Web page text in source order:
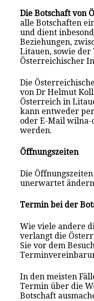
Die Botschaft von
alle Botschaften
und dient
Beziehungen,
Litauen, sowie
Österreichischer
Die
von Dr Helmut
Österreich in
kann entweder per
oder E-Mail
werden.
Öffnungszeiten
Die
unerwartet
Termin bei der
Wie viele andere
verlangt die
Sie vor dem
In den meisten
Termin über die
Botschaft